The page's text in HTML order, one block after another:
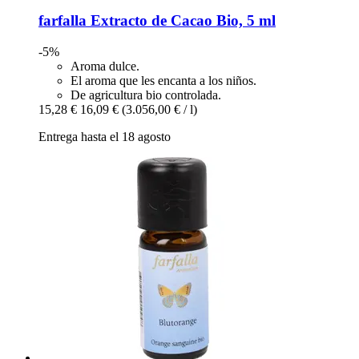
farfalla Extracto de Cacao Bio, 5 ml
-5%
Aroma dulce.
El aroma que les encanta a los niños.
De agricultura bio controlada.
15,28 € 16,09 € (3.056,00 € / l)
Entrega hasta el 18 agosto